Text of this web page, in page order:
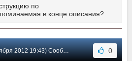
по
в конце описания?
2012 19:43) Сообщение #14 0